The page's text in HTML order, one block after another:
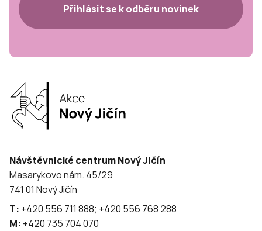
Přihlásit se k odběru novinek
Návštěvnické centrum Nový Jičín
Masarykovo nám. 45/29
741 01 Nový Jičín
T: +420 556 711 888; +420 556 768 288
M: +420 735 704 070